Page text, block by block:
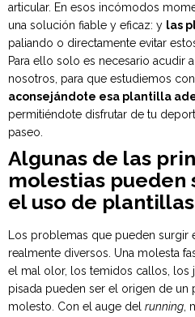
articular. En esos incómodos
una solución fiable y eficaz: y las
paliando o directamente evitar
Para ello solo es necesario acudir
nosotros, para que estudiemos
aconsejándote esa plantilla
permitiéndote disfrutar de tu
paseo.
Algunas de las
molestias pueden
el uso de plantillas
Los problemas que pueden surgir
realmente diversos. Una molesta
el mal olor, los temidos callos, los
pisada pueden ser el origen de
molesto. Con el auge del running,